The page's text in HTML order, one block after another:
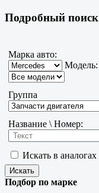
Подробный поиск
Марка авто:
Модель:
Группа
Название \ Номер:
Искать в аналогах
Подбор по марке